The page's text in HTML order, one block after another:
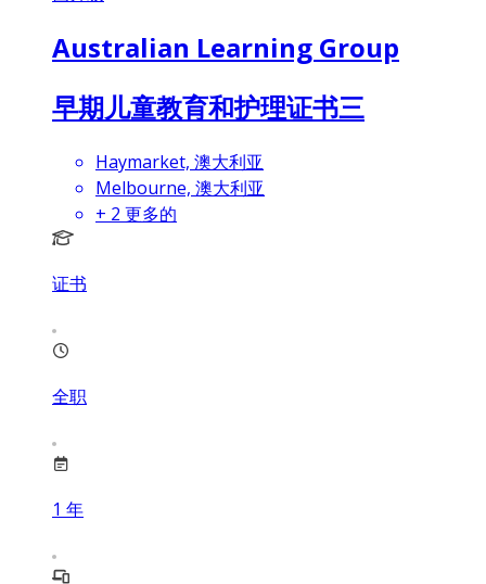
Australian Learning Group
早期儿童教育和护理证书三
Haymarket, 澳大利亚
Melbourne, 澳大利亚
+ 2 更多的
证书
全职
1 年